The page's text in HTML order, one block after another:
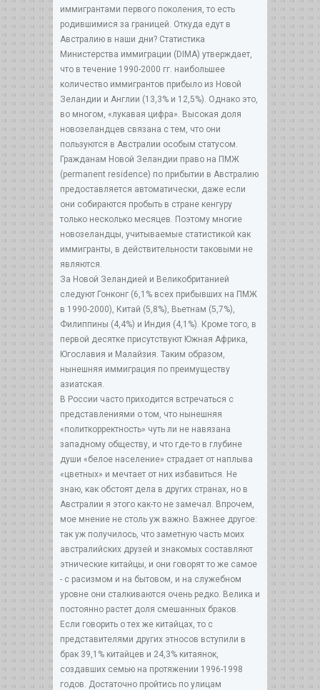
иммигрантами первого поколения, то есть
родившимися за границей. Откуда едут в
Австралию в наши дни? Статистика
Министерства иммиграции (DIMA) утверждает,
что в течение 1990-2000 гг. наибольшее
количество иммигрантов прибыло из Новой
Зеландии и Англии (13,3% и 12,5%). Однако это,
во многом, «лукавая цифра». Высокая доля
новозеландцев связана с тем, что они
пользуются в Австралии особым статусом.
Гражданам Новой Зеландии право на ПМЖ
(permanent residence) по прибытии в Австралию
предоставляется автоматически, даже если
они собираются пробыть в стране кенгуру
только несколько месяцев. Поэтому многие
новозеландцы, учитываемые статистикой как
иммигранты, в действительности таковыми не
являются.
За Новой Зеландией и Великобританией
следуют Гонконг (6,1% всех прибывших на ПМЖ
в 1990-2000), Китай (5,8%), Вьетнам (5,7%),
Филиппины (4,4%) и Индия (4,1%). Кроме того, в
первой десятке присутствуют Южная Африка,
Югославия и Малайзия. Таким образом,
нынешняя иммиграция по преимуществу
азиатская.
В России часто приходится встречаться с
представлениями о том, что нынешняя
«политкорректность» чуть ли не навязана
западному обществу, и что где-то в глубине
души «белое население» страдает от наплыва
«цветных» и мечтает от них избавиться. Не
знаю, как обстоят дела в других странах, но в
Австралии я этого как-то не замечал. Впрочем,
мое мнение не столь уж важно. Важнее другое:
так уж получилось, что заметную часть моих
австралийских друзей и знакомых составляют
этнические китайцы, и они говорят то же самое
- с расизмом и на бытовом, и на служебном
уровне они сталкиваются очень редко. Велика и
постоянно растет доля смешанных браков.
Если говорить о тех же китайцах, то с
представителями других этносов вступили в
брак 39,1% китайцев и 24,3% китаянок,
создавших семью на протяжении 1996-1998
годов. Достаточно пройтись по улицам